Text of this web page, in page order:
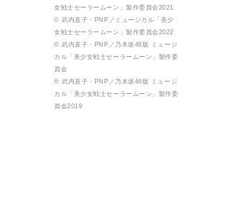
女戦士セーラームーン」製作委員会2021
© 武内直子・PNP／ミュージカル「美少
女戦士セーラームーン」製作委員会2022
© 武内直子・PNP／乃木坂46版 ミュージ
カル「美少女戦士セーラームーン」製作委
員会
© 武内直子・PNP／乃木坂46版 ミュージ
カル「美少女戦士セーラームーン」製作委
員会2019